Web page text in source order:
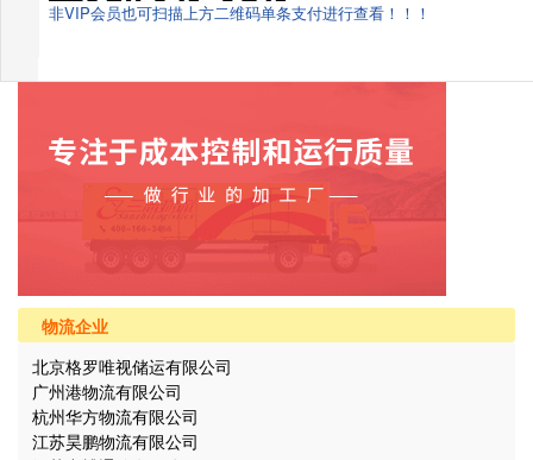
非VIP会员也可扫描上方二维码单条支付进行查看！！！
物流企业
北京格罗唯视储运有限公司
广州港物流有限公司
杭州华方物流有限公司
江苏昊鹏物流有限公司